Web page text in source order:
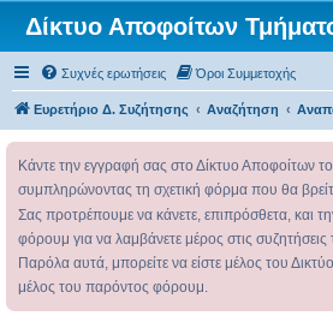
Δίκτυο Αποφοίτων
Συχνές ερωτήσεις Όροι Συμμετοχής
Ευρετήριο Δ. Συζήτησης Αναζήτηση
Κάντε την εγγραφή σας στο Δίκτυο Αποφοίτων
συμπληρώνοντας τη σχετική φόρμα που θα
Σας προτρέπουμε να κάνετε, επιπρόσθετα, και
φόρουμ για να λαμβάνετε μέρος στις
Παρόλα αυτά, μπορείτε να είστε μέλος του
μέλος του παρόντος φόρουμ.